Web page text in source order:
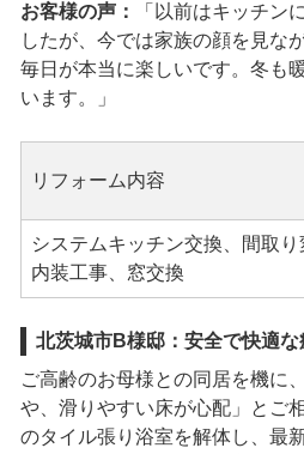
お客様の声：
「以前はキッチン
したが、今では家族の顔を見な
毎日が本当に楽しいです。冬も
います。」
リフォーム内容
システムキッチン交換、間取り
内装工事、窓交換
北茨城市B様邸：安全で快適
ご高齢のお母様との同居を機に
や、滑りやすい床が心配」とご
のタイル張り浴室を解体し、最